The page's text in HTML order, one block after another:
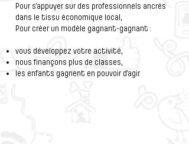
Pour s’appuyer sur des professionnels ancrés
dans le tissu économique local,
Pour créer un modèle gagnant-gagnant :
vous développez votre activité,
nous finançons plus de classes,
les enfants gagnent en pouvoir d’agir.